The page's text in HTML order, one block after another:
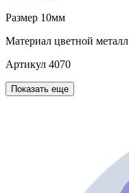
Размер 10мм
Материал цветной металл
Артикул 4070
Показать еще